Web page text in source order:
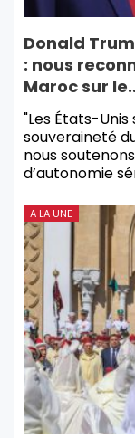
Donald
: nous
Maroc sur
"Les États-
souveraineté
nous
d’autonomie
A LA UNE